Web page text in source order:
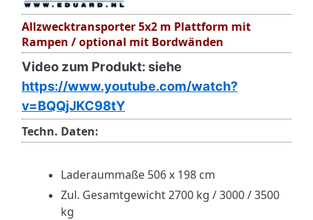
Allzwecktransporter 5x2 m Plattform mit
Rampen / optional mit Bordwänden
Video zum Produkt: siehe
https://www.youtube.com/watch?
v=BQQjJKC98tY
Techn. Daten:
Laderaummaße 506 x 198 cm
Zul. Gesamtgewicht 2700 kg / 3000 / 3500
kg